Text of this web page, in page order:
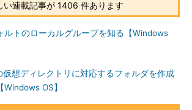
を設定したい個人用フォルダファイ
ンをクリックして、先に進む。
定したい個人用フォルダファイルを
する。
タファイルを使用している場合には、必要
ルダファイルにパスワード設定を行う必要が
い連載記事が 1406 件あります
ルトのローカルグループを知る【Windows
仮想ディレクトリに対応するフォルダを作成
Windows OS】